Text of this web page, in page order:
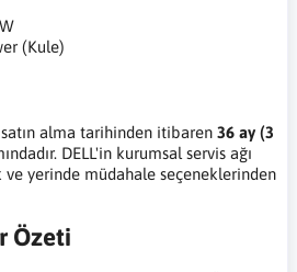
(Kule)
alma tarihinden itibaren 36 ay (3
DELL'in kurumsal servis ağı
ve yerinde müdahale seçeneklerinden
Özeti